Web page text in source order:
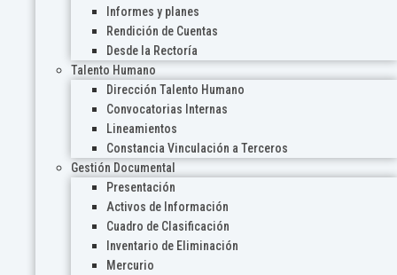
Informes y planes
Rendición de Cuentas
Desde la Rectoría
Talento Humano
Dirección Talento Humano
Convocatorias Internas
Lineamientos
Constancia Vinculación a Terceros
Gestión Documental
Presentación
Activos de Información
Cuadro de Clasificación
Inventario de Eliminación
Mercurio